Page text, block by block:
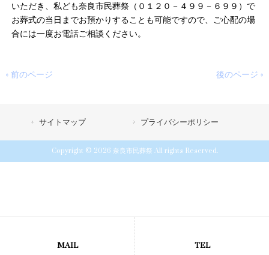
いただき、私ども奈良市民葬祭（０１２０－４９９－６９９）で
お葬式の当日までお預かりすることも可能ですので、ご心配の場
合には一度お電話ご相談ください。
« 前のページ 後のページ »
サイトマップ プライバシーポリシー
Copyright © 2026 奈良市民葬祭 All rights Reserved.
MAIL TEL